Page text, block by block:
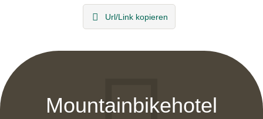
Url/Link kopieren
Mountainbikehotel